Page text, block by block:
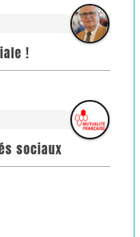
!
sociaux